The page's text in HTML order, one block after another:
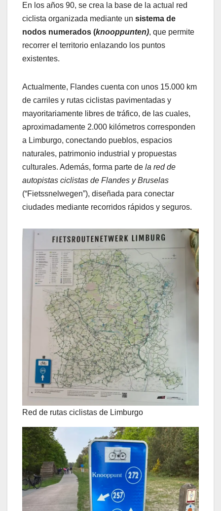
En los años 90, se crea la base de la actual red
ciclista organizada mediante un sistema de
nodos numerados (knooppunten), que permite
recorrer el territorio enlazando los puntos
existentes.
Actualmente, Flandes cuenta con unos 15.000 km
de carriles y rutas ciclistas pavimentadas y
mayoritariamente libres de tráfico, de las cuales,
aproximadamente 2.000 kilómetros corresponden
a Limburgo, conectando pueblos, espacios
naturales, patrimonio industrial y propuestas
culturales. Además, forma parte de la red de
autopistas ciclistas de Flandes y Bruselas
(“Fietssnelwegen”), diseñada para conectar
ciudades mediante recorridos rápidos y seguros.
Red de rutas ciclistas de Limburgo